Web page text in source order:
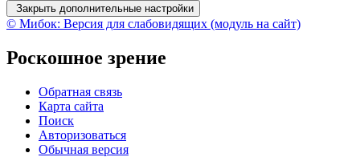
Закрыть дополнительные настройки
© Мибок: Версия для слабовидящих (модуль на сайт)
Роскошное зрение
Обратная связь
Карта сайта
Поиск
Авторизоваться
Обычная версия